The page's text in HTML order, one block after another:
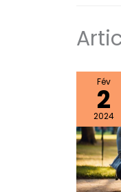
Fév
2
2024